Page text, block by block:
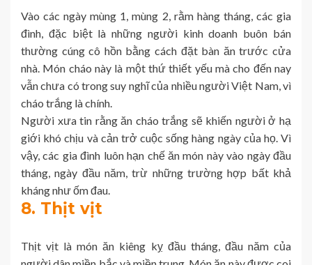
Vào các ngày mùng 1, mùng 2, rằm hàng tháng, các gia
đình, đặc biệt là những người kinh doanh buôn bán
thường cúng cô hồn bằng cách đặt bàn ăn trước cửa
nhà. Món cháo này là một thứ thiết yếu mà cho đến nay
vẫn chưa có trong suy nghĩ của nhiều người Việt Nam, vì
cháo trắng là chính.
Người xưa tin rằng ăn cháo trắng sẽ khiến người ở hạ
giới khó chịu và cản trở cuộc sống hàng ngày của họ. Vì
vậy, các gia đình luôn hạn chế ăn món này vào ngày đầu
tháng, ngày đầu năm, trừ những trường hợp bất khả
kháng như ốm đau.
8. Thịt vịt
Thịt vịt là món ăn kiêng kỵ đầu tháng, đầu năm của